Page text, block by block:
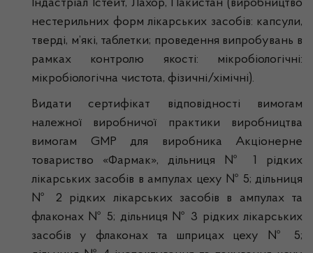
Індастріал Істейт, Лахор, Пакистан (виробництво
нестерильних форм лікарських засобів: капсули,
тверді, м’які, таблетки; проведення випробувань в
рамках контролю якості: мікробіологічні:
мікробіологічна чистота, фізичні/хімічні).
Видати сертифікат відповідності вимогам
належної виробничої практики виробництва
вимогам GMP для виробника Акціонерне
товариство «Фармак», дільниця № 1 рідких
лікарських засобів в ампулах цеху № 5; дільниця
№ 2 рідких лікарських засобів в ампулах та
флаконах № 5; дільниця № 3 рідких лікарських
засобів у флаконах та шприцах цеху № 5;